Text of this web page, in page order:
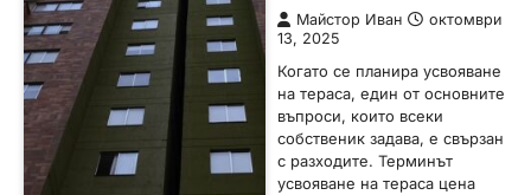
Майстор Иван
октомври
13, 2025
Когато се планира усвояване
на тераса, един от основните
въпроси, които всеки
собственик задава, е свързан
с разходите. Терминът
усвояване на тераса цена